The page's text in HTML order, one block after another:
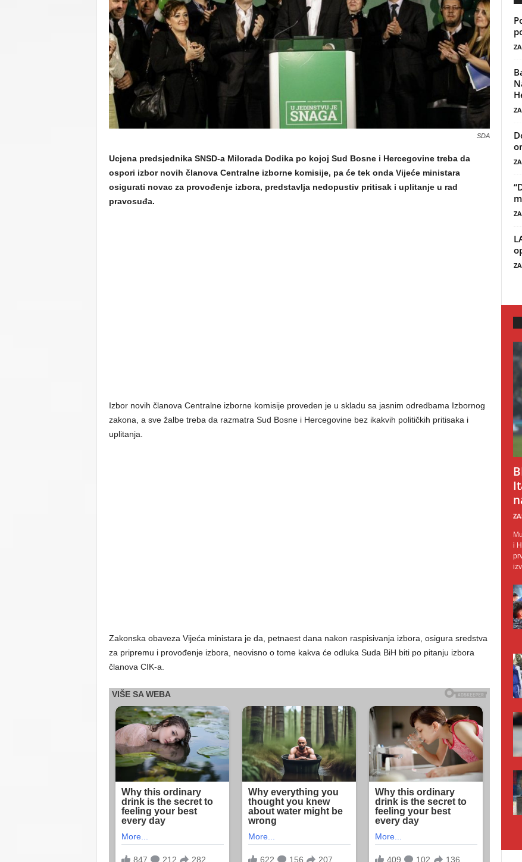
C
SDA
Ucjena predsjednika SNSD-a Milorada Dodika po kojoj Sud Bosne i Hercegovine treba da
ospori izbor novih članova Centralne izborne komisije, pa će tek onda Vijeće ministara
osigurati novac za provođenje izbora, predstavlja nedopustiv pritisak i uplitanje u rad
pravosuđa.
Izbor novih članova Centralne izborne komisije proveden je u skladu sa jasnim odredbama Izbornog
zakona, a sve žalbe treba da razmatra Sud Bosne i Hercegovine bez ikakvih političkih pritisaka i
uplitanja.
Zakonska obaveza Vijeća ministara je da, petnaest dana nakon raspisivanja izbora, osigura sredstva
za pripremu i provođenje izbora, neovisno o tome kakva će odluka Suda BiH biti po pitanju izbora
članova CIK-a.
i